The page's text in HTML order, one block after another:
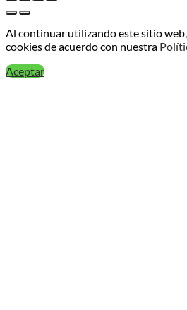
Al continuar utilizando este sitio
cookies de acuerdo con nuestra
Aceptar